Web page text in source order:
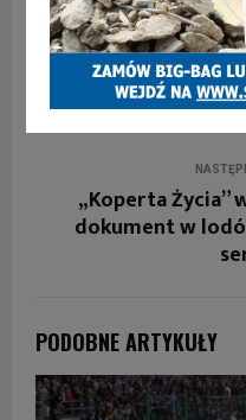
Miejskie obchody
Arenie
„Koperta Życia”
dokument w
PODOBNE ARTYKUŁY